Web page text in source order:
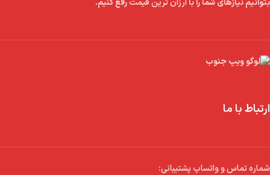
بتوانیم نیازهای شما را باارزان ترین قیمترفع کنیم.
ارتباط با ما
شماره تماس و واتساپ پشتیبانی: